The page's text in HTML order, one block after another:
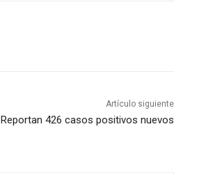
Artículo siguiente
Reportan 426 casos positivos nuevos